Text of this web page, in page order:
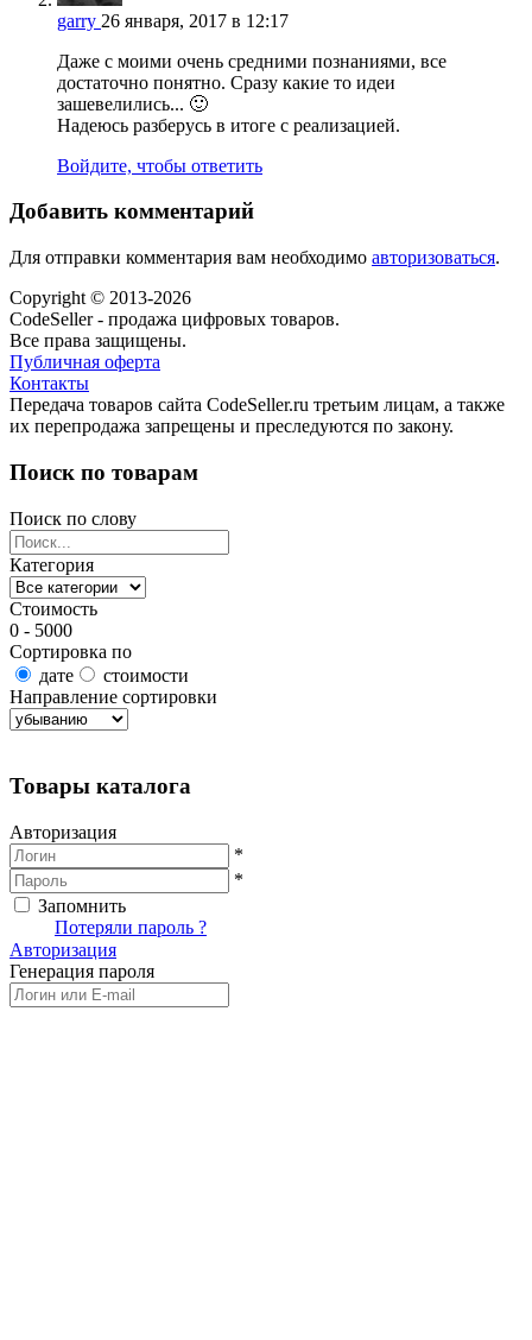
garry 26 января, 2017 в 12:17
Даже с моими очень средними познаниями, все
достаточно понятно. Сразу какие то идеи
зашевелились... 🙂
Надеюсь разберусь в итоге с реализацией.
Войдите, чтобы ответить
Добавить комментарий
Для отправки комментария вам необходимо авторизоваться.
Copyright © 2013-2026
CodeSeller - продажа цифровых товаров.
Все права защищены.
Публичная оферта
Контакты
Передача товаров сайта CodeSeller.ru третьим лицам, а также
их перепродажа запрещены и преследуются по закону.
Поиск по товарам
Поиск по слову
Категория
Стоимость
0 - 5000
Сортировка по
дате
стоимости
Направление сортировки
Товары каталога
Авторизация
*
*
Запомнить
Потеряли пароль ?
Авторизация
Генерация пароля